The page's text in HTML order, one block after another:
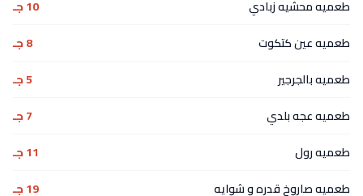
طعميه محشيه زبادي
10 جـ
طعميه عين كتكوت
8 جـ
طعميه بالجرجير
5 جـ
طعميه عجه بلدي
7 جـ
طعميه رول
11 جـ
طعميه صاروخ قدره و شوايه
19 جـ